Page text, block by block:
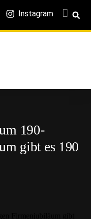
Instagram
190-
gibt es 190